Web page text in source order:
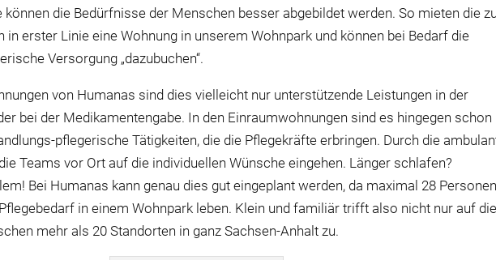
die Bedürfnisse der Menschen besser abgebildet werden. So mieten die
in erster Linie eine Wohnung in unserem Wohnpark und können bei Bedarf die
Versorgung „dazubuchen“.
von Humanas sind dies vielleicht nur unterstützende Leistungen in der
bei der Medikamentengabe. In den Einraumwohnungen sind es hingegen schon
pflegerische Tätigkeiten, die die Pflegekräfte erbringen. Durch die
Teams vor Ort auf die individuellen Wünsche eingehen. Länger schlafen?
Bei Humanas kann genau dies gut eingeplant werden, da maximal 28
in einem Wohnpark leben. Klein und familiär trifft also nicht nur auf
mehr als 20 Standorten in ganz Sachsen-Anhalt zu.